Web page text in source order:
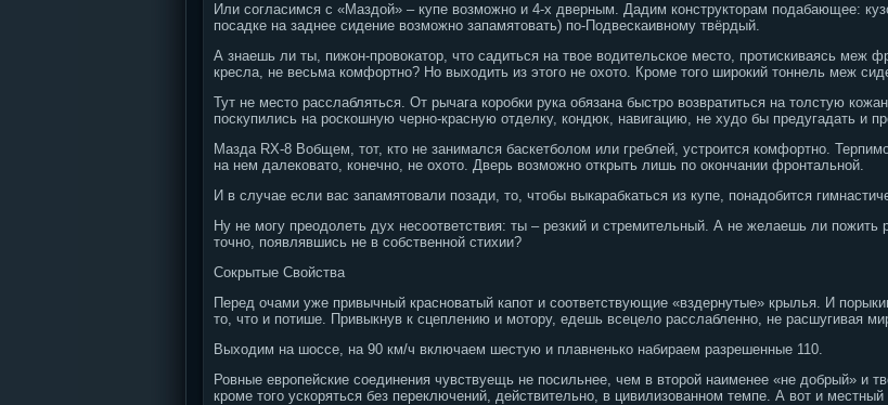
Или согласимся с «Маздой» – купе возможно и 4-х дверным. Дадим конструкторам подабающее:
посадке на заднее сидение возможно запамятовать) по-Подвескаивному твёрдый.
А знаешь ли ты, пижон-провокатор, что садиться на твое водительское место, протискиваясь меж
кресла, не весьма комфортно? Но выходить из этого не охото. Кроме того широкий тоннель меж
Тут не место расслабляться. От рычага коробки рука обязана быстро возвратиться на толстую
поскупились на роскошную черно-красную отделку, кондюк, навигацию, не худо бы предугадать и
Мазда RX-8 Вобщем, тот, кто не занимался баскетболом или греблей, устроится комфортно.
на нем далековато, конечно, не охото. Дверь возможно открыть лишь по окончании фронтальной.
И в случае если вас запамятовали позади, то, чтобы выкарабкаться из купе, понадобится
Ну не могу преодолеть дух несоответствия: ты – резкий и стремительный. А не желаешь ли
точно, появлявшись не в собственной стихии?
Сокрытые Свойства
Перед очами уже привычный красноватый капот и соответствующие «вздернутые» крылья. И
то, что и потише. Привыкнув к сцеплению и мотору, едешь всецело расслабленно, не расшугивая
Выходим на шоссе, на 90 км/ч включаем шестую и плавненько набираем разрешенные 110.
Ровные европейские соединения чувствуещь не посильнее, чем в второй наименее «не добрый» и
кроме того ускоряться без переключений, действительно, в цивилизованном темпе. А вот и